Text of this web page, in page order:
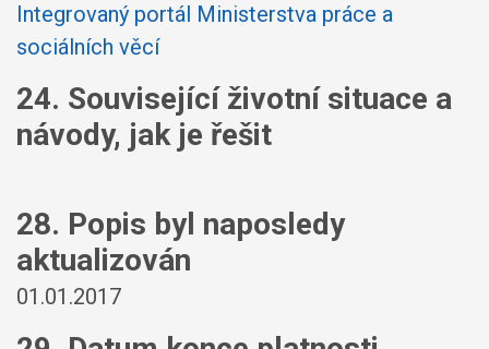
Integrovaný portál Ministerstva práce a
sociálních věcí
24. Související životní situace a
návody, jak je řešit
28. Popis byl naposledy
aktualizován
01.01.2017